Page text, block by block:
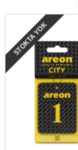
STOKTA YOK